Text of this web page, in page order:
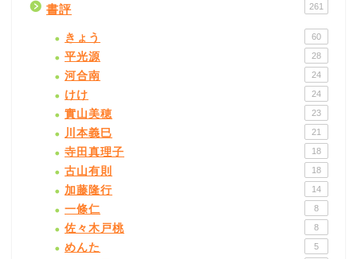
書評 261
きょう 60
平光源 28
河合南 24
けけ 24
實山美穂 23
川本義巳 21
寺田真理子 18
古山有則 18
加藤隆行 14
一條仁 8
佐々木戸桃 8
めんた 5